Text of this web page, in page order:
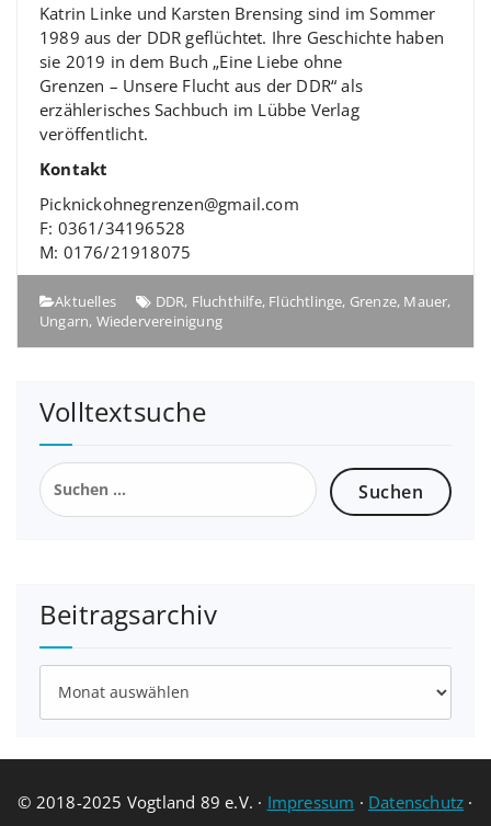
Katrin Linke und Karsten Brensing sind im Sommer
1989 aus der DDR geflüchtet. Ihre Geschichte haben
sie 2019 in dem Buch „Eine Liebe ohne
Grenzen – Unsere Flucht aus der DDR“ als
erzählerisches Sachbuch im Lübbe Verlag
veröffentlicht.
Kontakt
Picknickohnegrenzen@gmail.com
F: 0361/34196528
M: 0176/21918075
Aktuelles DDR, Fluchthilfe, Flüchtlinge, Grenze, Mauer,
Ungarn, Wiedervereinigung
Volltextsuche
Suchen
nach:
Beitragsarchiv
Beitragsarchiv
© 2018-2025 Vogtland 89 e.V. · Impressum · Datenschutz ·